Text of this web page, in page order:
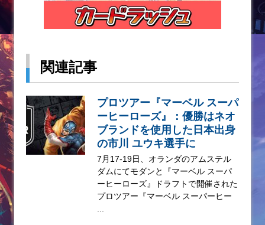
関連記事
プロツアー『マーベル スーパ
ーヒーローズ』：優勝はネオ
ブランドを使用した日本出身
の市川 ユウキ選手に
7月17-19日、オランダのアムステル
ダムにてモダンと『マーベル スーパ
ーヒーローズ』ドラフトで開催された
プロツアー『マーベル スーパーヒー